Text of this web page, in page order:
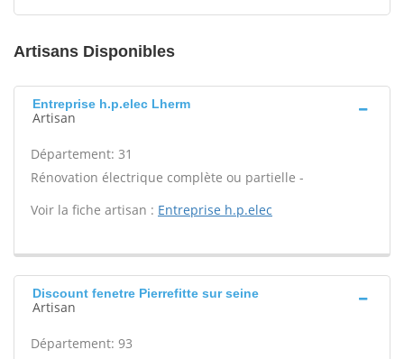
Artisans Disponibles
Entreprise h.p.elec Lherm
Artisan
Département: 31
Rénovation électrique complète ou partielle -
Voir la fiche artisan : Entreprise h.p.elec
Discount fenetre Pierrefitte sur seine
Artisan
Département: 93